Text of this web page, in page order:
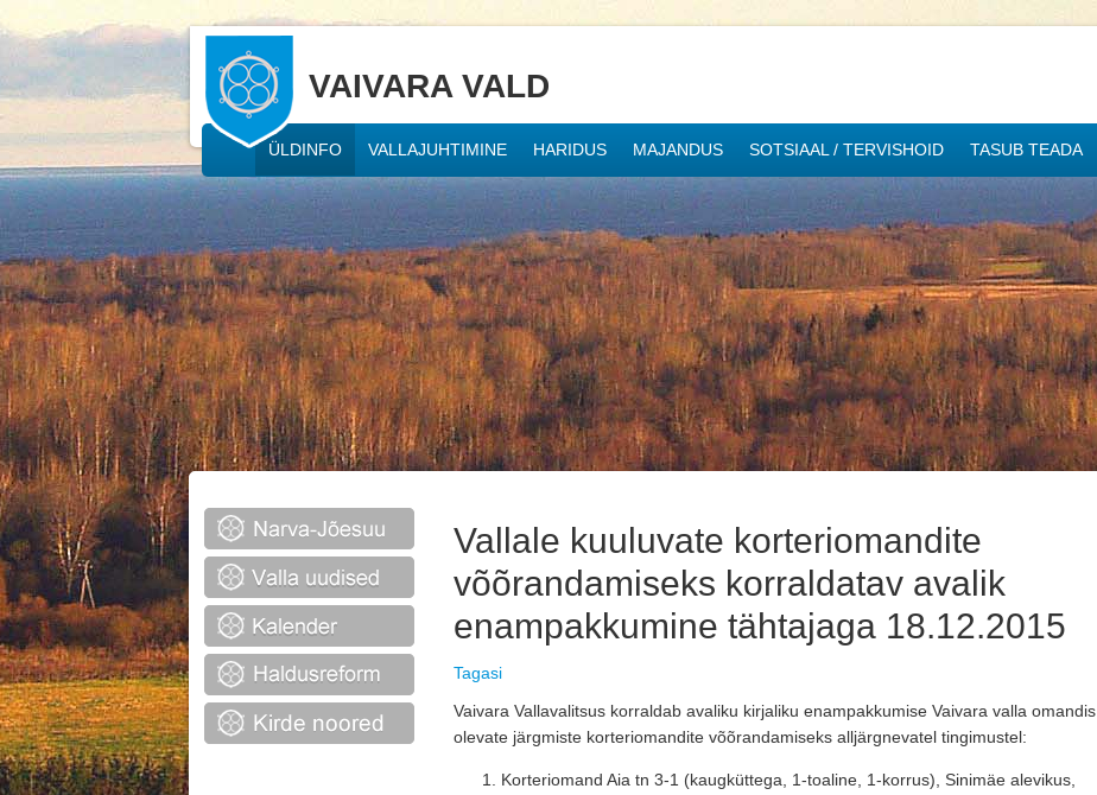
VAIVARA VALD
ÜLDINFO VALLAJUHTIMINE HARIDUS MAJANDUS SOTSIAAL / TERVISHOID TASUB TEADA
Vallale kuuluvate korteriomandite
võõrandamiseks korraldatav avalik
enampakkumine tähtajaga 18.12.2015
Tagasi
Vaivara Vallavalitsus korraldab avaliku kirjaliku enampakkumise Vaivara valla omandis
olevate järgmiste korteriomandite võõrandamiseks alljärgnevatel tingimustel:
Korteriomand Aia tn 3-1 (kaugküttega, 1-toaline, 1-korrus), Sinimäe alevikus,